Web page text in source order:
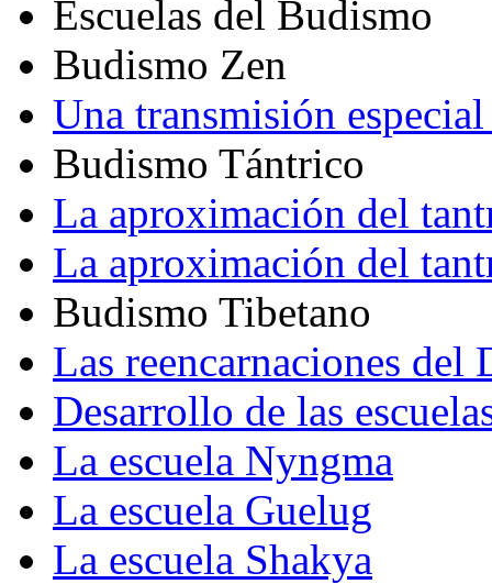
Escuelas del Budismo
Budismo Zen
Una transmisión
Budismo Tántrico
La aproximación del
La aproximación del
Budismo Tibetano
Las reencarnaciones del
Desarrollo de las
La escuela Nyngma
La escuela Guelug
La escuela Shakya